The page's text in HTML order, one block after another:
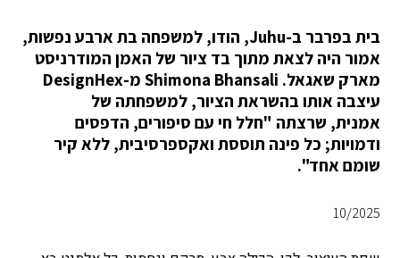
בית בפרבר ב-Juhu, הודו, למשפחה בת ארבע נפשות,
אמור היה לצאת מתוך בד ציור של האמן המודרניסט
מארק שאגאל. Shimona Bhansali מ-DesignHex
עיצבה אותו בהשראת הציור, למשפחתה של
אמנית, שרצתה "חלל חי עם סיפורים, הדפסים
ודמויות; כל פינה תוססת ואקספרסיבית, ללא קיר
שומם אחד".
10/2025